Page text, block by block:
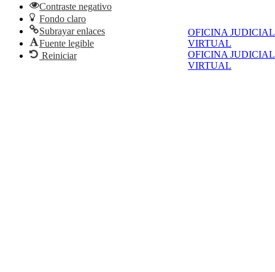
OFICINA JUDICIAL
VIRTUAL
OFICINA JUDICIAL
VIRTUAL
Contraste negativo
Fondo claro
Subrayar enlaces
Fuente legible
Reiniciar